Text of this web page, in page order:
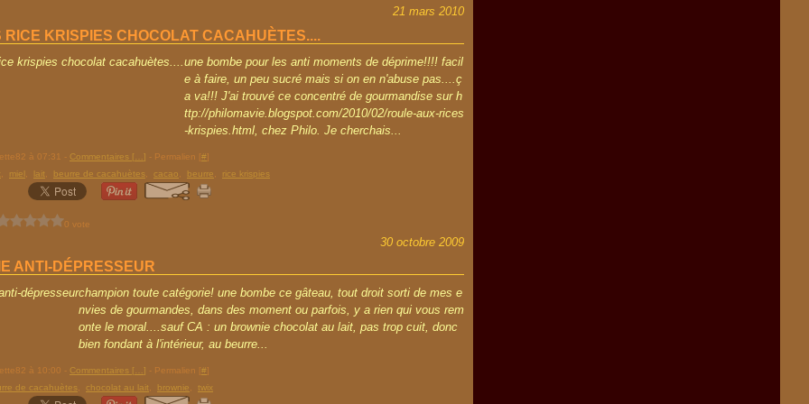
21 mars 2010
RICE KRISPIES CHOCOLAT CACAHUÈTES....
une bombe pour les anti moments de déprime!!!! facil
e à faire, un peu sucré mais si on en n'abuse pas....ç
a va!!! J'ai trouvé ce concentré de gourmandise sur h
ttp://philomavie.blogspot.com/2010/02/roule-aux-rices
-krispies.html, chez Philo. Je cherchais...
à 07:31 - Commentaires [ ] - Permalien [#]
miel lait beurre de cacahuètes cacao beurre rice krispies
0 vote
30 octobre 2009
ANTI-DÉPRESSEUR
champion toute catégorie! une bombe ce gâteau, tout droit sorti de mes e
nvies de gourmandes, dans des moment ou parfois, y a rien qui vous rem
onte le moral....sauf CA : un brownie chocolat au lait, pas trop cuit, donc
bien fondant à l'intérieur, au beurre...
à 10:00 - Commentaires [ ] - Permalien [#]
de cacahuètes
chocolat au lait brownie twix